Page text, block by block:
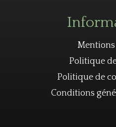
Mentions
Politique
Politique de
Conditions